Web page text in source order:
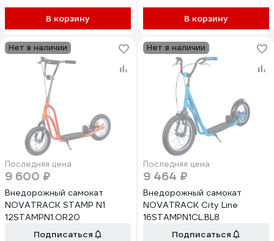
В корзину В корзину
Нет в наличии
Последняя цена
9 600 ₽
Внедорожный самокат
NOVATRACK STAMP N1
12STAMPN1.OR20
Подписаться
Нет в наличии
Последняя цена
9 464 ₽
Внедорожный самокат
NOVATRACK City Line
16STAMPN1CL.BL8
Подписаться